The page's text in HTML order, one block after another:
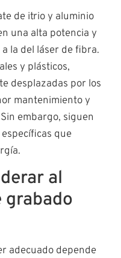
de itrio y aluminio
una alta potencia y
la del láser de fibra.
y plásticos,
desplazadas por los
mantenimiento y
embargo, siguen
que
al
grabado
adecuado depende